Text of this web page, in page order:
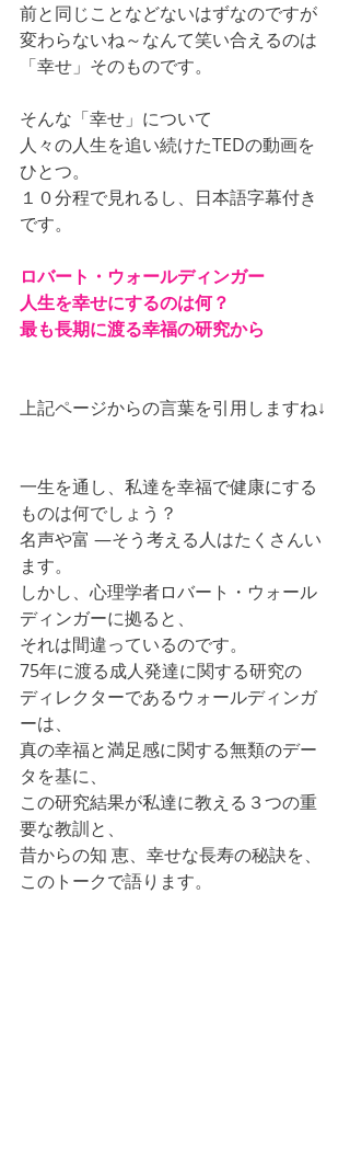
前と同じことなどないはずなのですが
変わらないね～なんて笑い合えるのは
「幸せ」そのものです。
そんな「幸せ」について
人々の人生を追い続けたTEDの動画を
ひとつ。
１０分程で見れるし、日本語字幕付き
です。
ロバート・ウォールディンガー
人生を幸せにするのは何？
最も長期に渡る幸福の研究から
上記ページからの言葉を引用しますね↓
一生を通し、私達を幸福で健康にする
ものは何でしょう？
名声や富 ―そう考える人はたくさんい
ます。
しかし、心理学者ロバート・ウォール
ディンガーに拠ると、
それは間違っているのです。
75年に渡る成人発達に関する研究の
ディレクターであるウォールディンガ
ーは、
真の幸福と満足感に関する無類のデー
タを基に、
この研究結果が私達に教える３つの重
要な教訓と、
昔からの知 恵、幸せな長寿の秘訣を、
このトークで語ります。